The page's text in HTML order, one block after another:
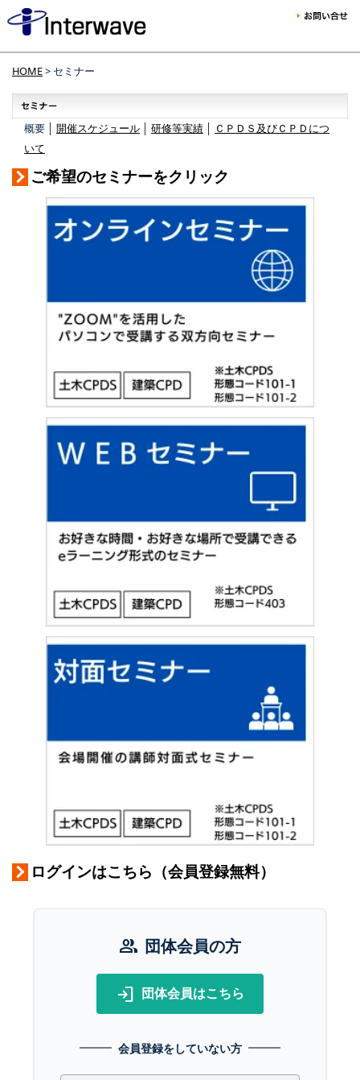
HOME> セミナー
概要 │ 開催スケジュール 研修等実績
ＣＰＤＳ及びＣＰＤにつ
いて
ご希望のセミナーをクリック
ログインはこちら（会員登録無料）
group 団体会員の方
login 団体会員はこちら
会員登録をしていない方